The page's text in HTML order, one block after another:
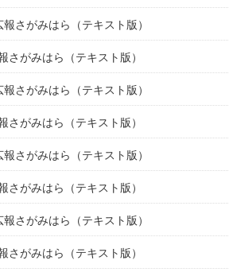
さがみはら（テキスト版）
がみはら（テキスト版）
さがみはら（テキスト版）
がみはら（テキスト版）
さがみはら（テキスト版）
がみはら（テキスト版）
さがみはら（テキスト版）
がみはら（テキスト版）